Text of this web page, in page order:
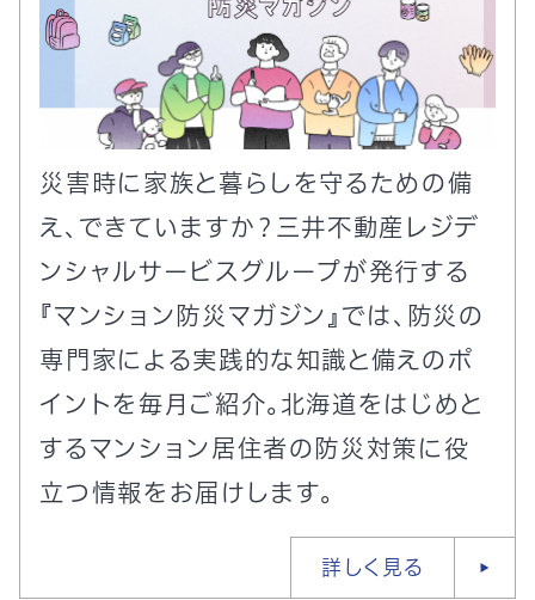
災害時に家族と暮らしを守るための備
え、できていますか？三井不動産レジデ
ンシャルサービスグループが発行する
『マンション防災マガジン』では、防災の
専門家による実践的な知識と備えのポ
イントを毎月ご紹介。北海道をはじめと
するマンション居住者の防災対策に役
立つ情報をお届けします。
詳しく見る